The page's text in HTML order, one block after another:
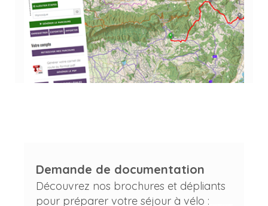
Demande de documentation
Découvrez nos brochures et dépliants
pour préparer votre séjour à vélo :